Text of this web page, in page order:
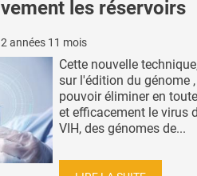
les réservoirs
2 années 11 mois
Cette nouvelle
sur l'édition du génome
pouvoir éliminer en
et efficacement le virus
VIH, des génomes de...